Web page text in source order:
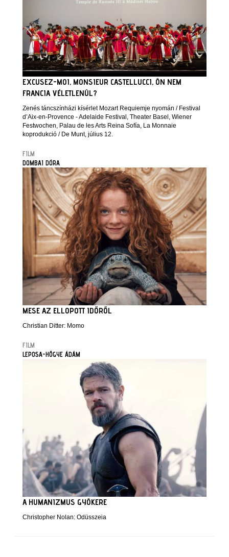
EXCUSEZ-MOI, MONSIEUR CASTELLUCCI, ÖN NEM
FRANCIA VÉLETLENÜL?
Zenés táncszínházi kísérlet Mozart Requiemje nyomán / Festival
d’Aix-en-Provence - Adelaide Festival, Theater Basel, Wiener
Festwochen, Palau de les Arts Reina Sofía, La Monnaie
koprodukció / De Munt, július 12.
FILM
DOMBAI DÓRA
MESE AZ ELLOPOTT IDŐRŐL
Christian Ditter: Momo
FILM
LEPOSA-HŐGYE ÁDÁM
A HUMANIZMUS GYÖKERE
Christopher Nolan: Odüsszeia